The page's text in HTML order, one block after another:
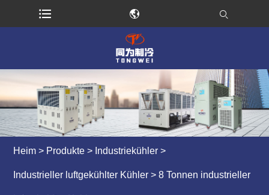
Heim > Produkte > Industriekühler >
Industrieller luftgekühlter Kühler > 8 Tonnen industrieller